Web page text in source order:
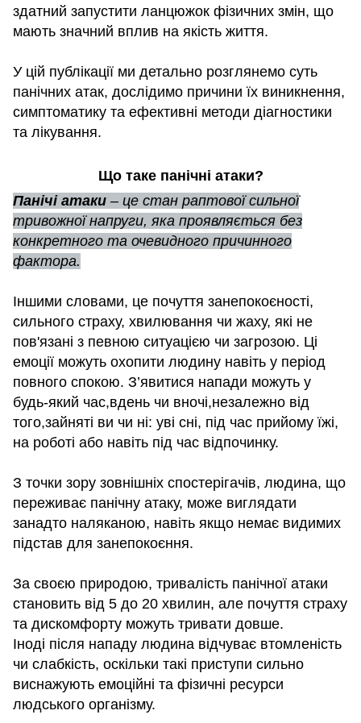
здатний запустити ланцюжок фізичних змін, що
мають значний вплив на якість життя.
У цій публікації ми детально розглянемо суть
панічних атак, дослідимо причини їх виникнення,
симптоматику та ефективні методи діагностики
та лікування.
Що таке панічні атаки?
Панічі атаки – це стан раптової сильної
тривожної напруги, яка проявляється без
конкретного та очевидного причинного
фактора.
Іншими словами, це почуття занепокоєності,
сильного страху, хвилювання чи жаху, які не
пов'язані з певною ситуацією чи загрозою. Ці
емоції можуть охопити людину навіть у період
повного спокою. З’явитися напади можуть у
будь-який час,вдень чи вночі,незалежно від
того,зайняті ви чи ні: уві сні, під час прийому їжі,
на роботі або навіть під час відпочинку.
З точки зору зовнішніх спостерігачів, людина, що
переживає панічну атаку, може виглядати
занадто наляканою, навіть якщо немає видимих
підстав для занепокоєння.
За своєю природою, тривалість панічної атаки
становить від 5 до 20 хвилин, але почуття страху
та дискомфорту можуть тривати довше.
Іноді після нападу людина відчуває втомленість
чи слабкість, оскільки такі приступи сильно
виснажують емоційні та фізичні ресурси
людського організму.